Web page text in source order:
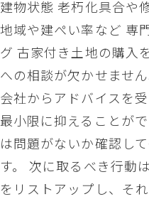
建物状態 老朽化具合や
地域や建ぺい率など 専
グ 古家付き土地の購入
への相談が欠かせませ
会社からアドバイスを
最小限に抑えることが
は問題がないか確認し
す。 次に取るべき行動
をリストアップし、そ